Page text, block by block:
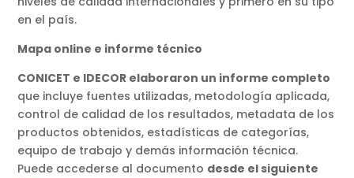
en el país.
Mapa online e informe técnico
CONICET e IDECOR elaboraron un informe completo
que incluye fuentes utilizadas, metodología aplicada,
control de calidad de los resultados, metadata de los
productos obtenidos, estadísticas de categorías,
equipo de trabajo y demás información técnica.
Puede accederse al documento desde el siguiente